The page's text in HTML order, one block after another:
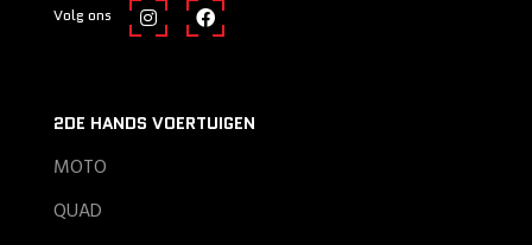
Volg ons
2DE HANDS VOERTUIGEN
MOTO
QUAD